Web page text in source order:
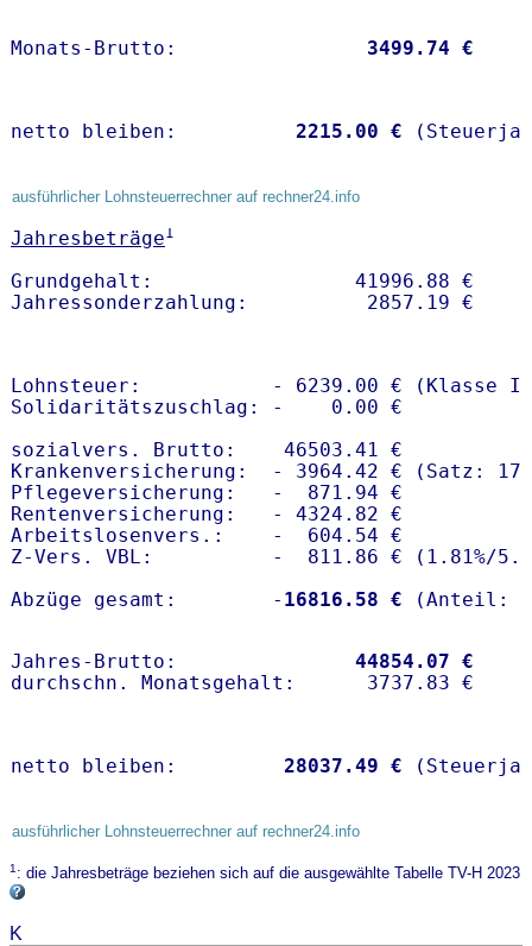
Monats-Brutto: 3499.74 €
netto bleiben: 2215.00 €
ausführlicher Lohnsteuerrechner auf rechner24.info
Jahresbeträge1
Grundgehalt:                 41996.88 €
Lohnsteuer:           - 6239.00 € (Klasse I)
Solidaritätszuschlag: -    0.00 €
sozialvers. Brutto:    46503.41 €
Krankenversicherung:  - 3964.42 € (Satz:
Pflegeversicherung:   -  871.94 €
Rentenversicherung:   - 4324.82 €
Arbeitslosenvers.:    -  604.54 €
Z-Vers. VBL:          -  811.86 € ( 1.81%/
Abzüge gesamt:        - 16816.58 €
Jahres-Brutto: 44854.07 €
netto bleiben: 28037.49 €
ausführlicher Lohnsteuerrechner auf rechner24.info
1: die Jahresbeträge beziehen sich auf die ausgewählte Tabelle TV-H 2023
K